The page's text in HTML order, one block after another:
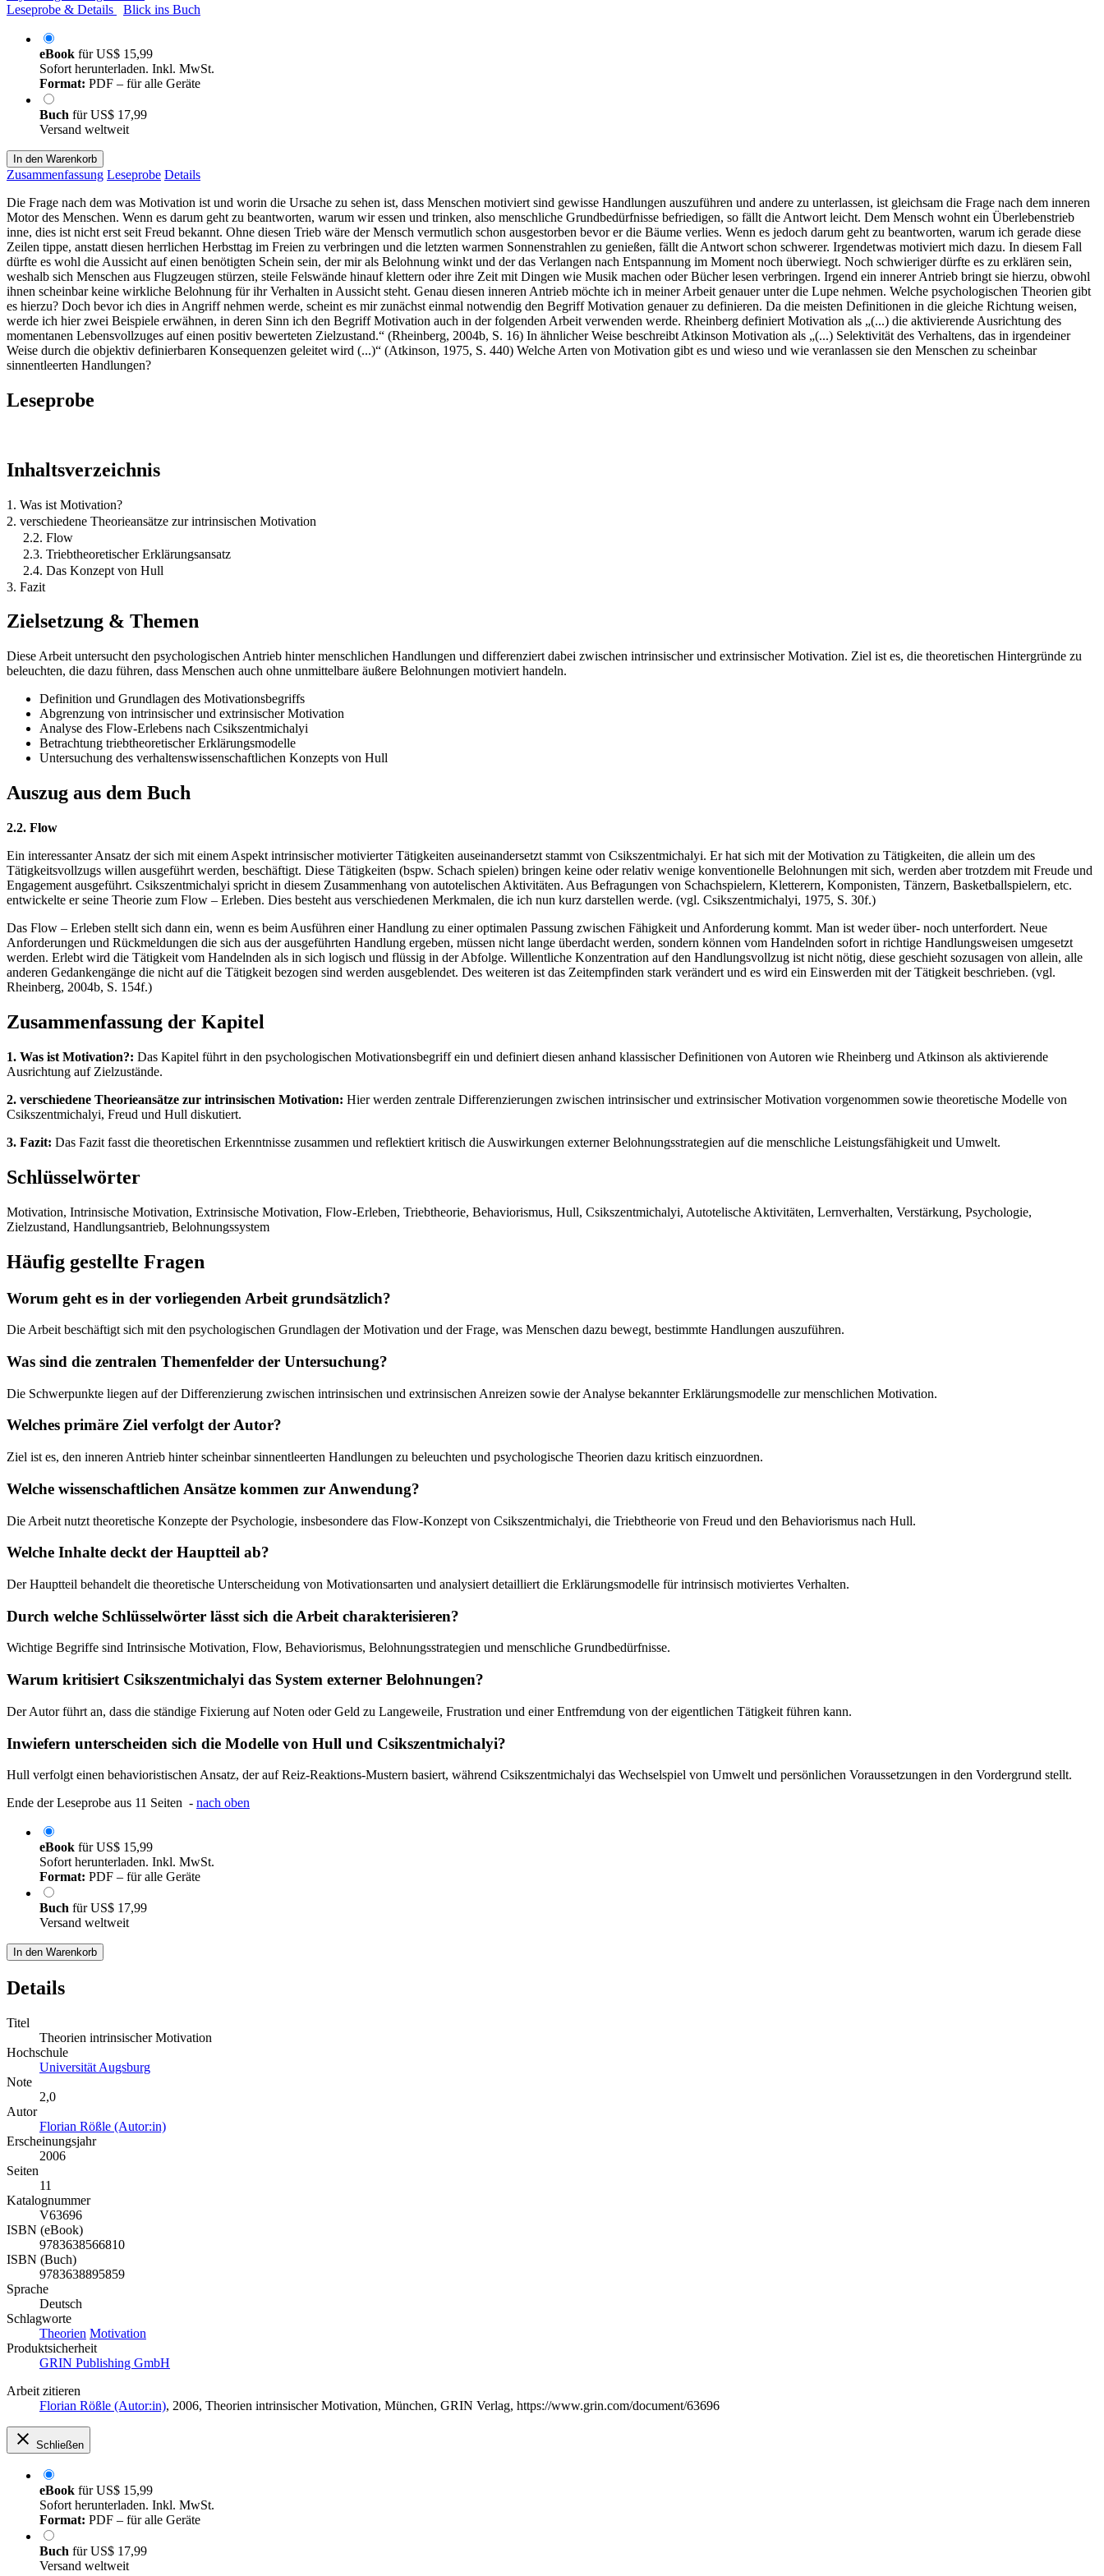
Leseprobe & Details
Blick ins Buch
eBook fürUS$ 15,99
Sofort herunterladen. Inkl. MwSt.
Format: PDF – für alle Geräte
Buch fürUS$ 17,99
Versand weltweit
In den Warenkorb
Zusammenfassung Leseprobe Details
Die Frage nach dem was Motivation ist und worin die Ursache zu sehen ist, dass Menschen motiviert sind gewisse Handlungen auszuführen und andere zu unterlassen, ist gleichsam die Frage nach dem inneren
Motor des Menschen. Wenn es darum geht zu beantworten, warum wir essen und trinken, also menschliche Grundbedürfnisse befriedigen, so fällt die Antwort leicht. Dem Mensch wohnt ein Überlebenstrieb
inne, dies ist nicht erst seit Freud bekannt. Ohne diesen Trieb wäre der Mensch vermutlich schon ausgestorben bevor er die Bäume verlies. Wenn es jedoch darum geht zu beantworten, warum ich gerade diese
Zeilen tippe, anstatt diesen herrlichen Herbsttag im Freien zu verbringen und die letzten warmen Sonnenstrahlen zu genießen, fällt die Antwort schon schwerer. Irgendetwas motiviert mich dazu. In diesem Fall
dürfte es wohl die Aussicht auf einen benötigten Schein sein, der mir als Belohnung winkt und der das Verlangen nach Entspannung im Moment noch überwiegt. Noch schwieriger dürfte es zu erklären sein,
weshalb sich Menschen aus Flugzeugen stürzen, steile Felswände hinauf klettern oder ihre Zeit mit Dingen wie Musik machen oder Bücher lesen verbringen. Irgend ein innerer Antrieb bringt sie hierzu, obwohl
ihnen scheinbar keine wirkliche Belohnung für ihr Verhalten in Aussicht steht. Genau diesen inneren Antrieb möchte ich in meiner Arbeit genauer unter die Lupe nehmen. Welche psychologischen Theorien gibt
es hierzu? Doch bevor ich dies in Angriff nehmen werde, scheint es mir zunächst einmal notwendig den Begriff Motivation genauer zu definieren. Da die meisten Definitionen in die gleiche Richtung weisen,
werde ich hier zwei Beispiele erwähnen, in deren Sinn ich den Begriff Motivation auch in der folgenden Arbeit verwenden werde. Rheinberg definiert Motivation als „(...) die aktivierende Ausrichtung des
momentanen Lebensvollzuges auf einen positiv bewerteten Zielzustand.“ (Rheinberg, 2004b, S. 16) In ähnlicher Weise beschreibt Atkinson Motivation als „(...) Selektivität des Verhaltens, das in irgendeiner
Weise durch die objektiv definierbaren Konsequenzen geleitet wird (...)“ (Atkinson, 1975, S. 440) Welche Arten von Motivation gibt es und wieso und wie veranlassen sie den Menschen zu scheinbar
sinnentleerten Handlungen?
Leseprobe
Inhaltsverzeichnis
1. Was ist Motivation?
2. verschiedene Theorieansätze zur intrinsischen Motivation
2.2. Flow
2.3. Triebtheoretischer Erklärungsansatz
2.4. Das Konzept von Hull
3. Fazit
Zielsetzung & Themen
Diese Arbeit untersucht den psychologischen Antrieb hinter menschlichen Handlungen und differenziert dabei zwischen intrinsischer und extrinsischer Motivation. Ziel ist es, die theoretischen Hintergründe zu
beleuchten, die dazu führen, dass Menschen auch ohne unmittelbare äußere Belohnungen motiviert handeln.
Definition und Grundlagen des Motivationsbegriffs
Abgrenzung von intrinsischer und extrinsischer Motivation
Analyse des Flow-Erlebens nach Csikszentmichalyi
Betrachtung triebtheoretischer Erklärungsmodelle
Untersuchung des verhaltenswissenschaftlichen Konzepts von Hull
Auszug aus dem Buch
2.2. Flow
Ein interessanter Ansatz der sich mit einem Aspekt intrinsischer motivierter Tätigkeiten auseinandersetzt stammt von Csikszentmichalyi. Er hat sich mit der Motivation zu Tätigkeiten, die allein um des
Tätigkeitsvollzugs willen ausgeführt werden, beschäftigt. Diese Tätigkeiten (bspw. Schach spielen) bringen keine oder relativ wenige konventionelle Belohnungen mit sich, werden aber trotzdem mit Freude und
Engagement ausgeführt. Csikszentmichalyi spricht in diesem Zusammenhang von autotelischen Aktivitäten. Aus Befragungen von Schachspielern, Kletterern, Komponisten, Tänzern, Basketballspielern, etc.
entwickelte er seine Theorie zum Flow – Erleben. Dies besteht aus verschiedenen Merkmalen, die ich nun kurz darstellen werde. (vgl. Csikszentmichalyi, 1975, S. 30f.)
Das Flow – Erleben stellt sich dann ein, wenn es beim Ausführen einer Handlung zu einer optimalen Passung zwischen Fähigkeit und Anforderung kommt. Man ist weder über- noch unterfordert. Neue
Anforderungen und Rückmeldungen die sich aus der ausgeführten Handlung ergeben, müssen nicht lange überdacht werden, sondern können vom Handelnden sofort in richtige Handlungsweisen umgesetzt
werden. Erlebt wird die Tätigkeit vom Handelnden als in sich logisch und flüssig in der Abfolge. Willentliche Konzentration auf den Handlungsvollzug ist nicht nötig, diese geschieht sozusagen von allein, alle
anderen Gedankengänge die nicht auf die Tätigkeit bezogen sind werden ausgeblendet. Des weiteren ist das Zeitempfinden stark verändert und es wird ein Einswerden mit der Tätigkeit beschrieben. (vgl.
Rheinberg, 2004b, S. 154f.)
Zusammenfassung der Kapitel
1. Was ist Motivation?: Das Kapitel führt in den psychologischen Motivationsbegriff ein und definiert diesen anhand klassischer Definitionen von Autoren wie Rheinberg und Atkinson als aktivierende
Ausrichtung auf Zielzustände.
2. verschiedene Theorieansätze zur intrinsischen Motivation: Hier werden zentrale Differenzierungen zwischen intrinsischer und extrinsischer Motivation vorgenommen sowie theoretische Modelle von
Csikszentmichalyi, Freud und Hull diskutiert.
3. Fazit: Das Fazit fasst die theoretischen Erkenntnisse zusammen und reflektiert kritisch die Auswirkungen externer Belohnungsstrategien auf die menschliche Leistungsfähigkeit und Umwelt.
Schlüsselwörter
Motivation, Intrinsische Motivation, Extrinsische Motivation, Flow-Erleben, Triebtheorie, Behaviorismus, Hull, Csikszentmichalyi, Autotelische Aktivitäten, Lernverhalten, Verstärkung, Psychologie,
Zielzustand, Handlungsantrieb, Belohnungssystem
Häufig gestellte Fragen
Worum geht es in der vorliegenden Arbeit grundsätzlich?
Die Arbeit beschäftigt sich mit den psychologischen Grundlagen der Motivation und der Frage, was Menschen dazu bewegt, bestimmte Handlungen auszuführen.
Was sind die zentralen Themenfelder der Untersuchung?
Die Schwerpunkte liegen auf der Differenzierung zwischen intrinsischen und extrinsischen Anreizen sowie der Analyse bekannter Erklärungsmodelle zur menschlichen Motivation.
Welches primäre Ziel verfolgt der Autor?
Ziel ist es, den inneren Antrieb hinter scheinbar sinnentleerten Handlungen zu beleuchten und psychologische Theorien dazu kritisch einzuordnen.
Welche wissenschaftlichen Ansätze kommen zur Anwendung?
Die Arbeit nutzt theoretische Konzepte der Psychologie, insbesondere das Flow-Konzept von Csikszentmichalyi, die Triebtheorie von Freud und den Behaviorismus nach Hull.
Welche Inhalte deckt der Hauptteil ab?
Der Hauptteil behandelt die theoretische Unterscheidung von Motivationsarten und analysiert detailliert die Erklärungsmodelle für intrinsisch motiviertes Verhalten.
Durch welche Schlüsselwörter lässt sich die Arbeit charakterisieren?
Wichtige Begriffe sind Intrinsische Motivation, Flow, Behaviorismus, Belohnungsstrategien und menschliche Grundbedürfnisse.
Warum kritisiert Csikszentmichalyi das System externer Belohnungen?
Der Autor führt an, dass die ständige Fixierung auf Noten oder Geld zu Langeweile, Frustration und einer Entfremdung von der eigentlichen Tätigkeit führen kann.
Inwiefern unterscheiden sich die Modelle von Hull und Csikszentmichalyi?
Hull verfolgt einen behavioristischen Ansatz, der auf Reiz-Reaktions-Mustern basiert, während Csikszentmichalyi das Wechselspiel von Umwelt und persönlichen Voraussetzungen in den Vordergrund stellt.
Ende der Leseprobe aus 11 Seiten - nach oben
eBook fürUS$ 15,99
Sofort herunterladen. Inkl. MwSt.
Format: PDF – für alle Geräte
Buch fürUS$ 17,99
Versand weltweit
In den Warenkorb
Details
Titel
Theorien intrinsischer Motivation
Hochschule
Universität Augsburg
Note
2,0
Autor
Florian Rößle (Autor:in)
Erscheinungsjahr
2006
Seiten
11
Katalognummer
V63696
ISBN (eBook)
9783638566810
ISBN (Buch)
9783638895859
Sprache
Deutsch
Schlagworte
Theorien Motivation
Produktsicherheit
GRIN Publishing GmbH
Arbeit zitieren
Florian Rößle (Autor:in), 2006, Theorien intrinsischer Motivation, München, GRIN Verlag, https://www.grin.com/document/63696
Schließen
eBook fürUS$ 15,99
Sofort herunterladen. Inkl. MwSt.
Format: PDF – für alle Geräte
Buch fürUS$ 17,99
Versand weltweit